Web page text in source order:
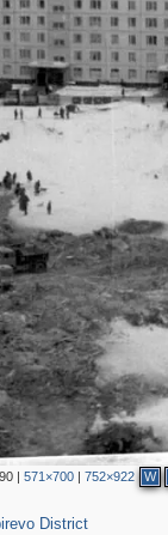
|571×700 |752×922 W
District